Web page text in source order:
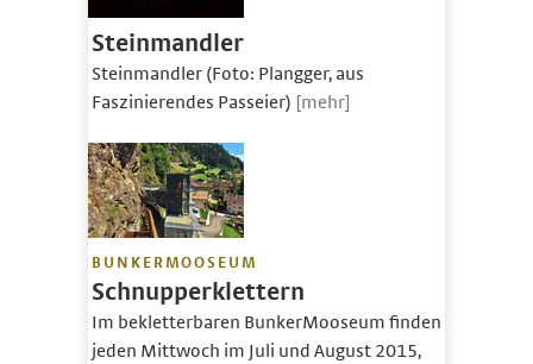
Steinmandler
Steinmandler (Foto: Plangger, aus
Faszinierendes Passeier) [mehr]
BUNKERMOOSEUM
Schnupperklettern
Im bekletterbaren BunkerMooseum finden
jeden Mittwoch im Juli und August 2015,